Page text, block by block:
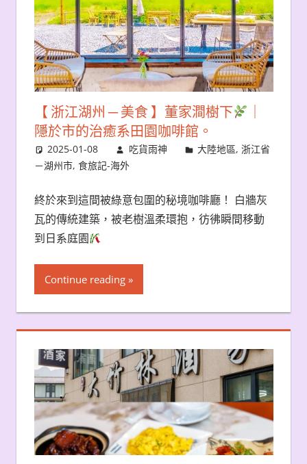
【 浙江湖州 ─ 美食 】董家澗樹下
隱於市的治癒系田園咖啡館。
2025-01-08 吃貨雨神 大陸地區,浙江省
－湖州市, 食旅記-海外
終於來到這間被綠意包圍的秘境咖啡廳！ 白牆灰
瓦的傳統建築，被老樹溫柔環抱，彷彿瞬間移動
到日系庭園
Continue reading